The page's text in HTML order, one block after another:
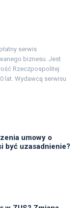
serwis
biznesu. Jest
Rzeczpospolitej
lat. Wydawcą serwisu
umowy o
być uzasadnienie?